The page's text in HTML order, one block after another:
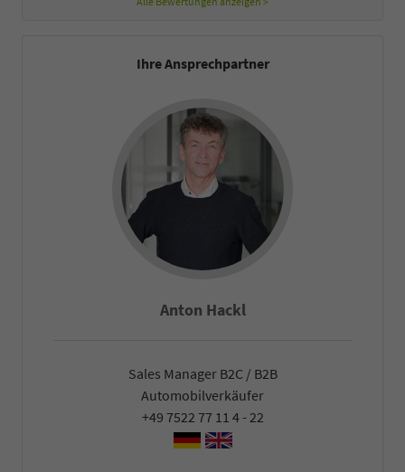
Ihre Ansprechpartner
Falco Heck
Sales Manager B2C / B2B
Automobilverkäufer
+49 7522 77 11 4 - 22